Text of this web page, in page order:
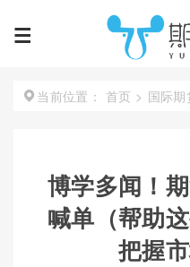
当前位置： 首页 > 国际
博学多闻！
喊单（帮助
把握